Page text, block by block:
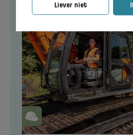
Liever niet